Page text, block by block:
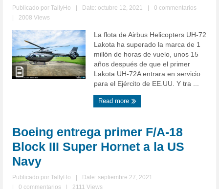
Publicado porTallyHo Date: octubre 12, 2021
0 commentarios
2008 Views
La flota de Airbus Helicopters UH-72
Lakota ha superado la marca de 1
millón de horas de vuelo, unos 15
años después de que el primer
Lakota UH-72A entrara en servicio
para el Ejército de EE.UU. Y tra ...
Read more
Boeing entrega primer F/A-18
Block III Super Hornet a la US
Navy
Publicado porTallyHo
Date: septiembre 27, 2021
0 commentarios 2111 Views